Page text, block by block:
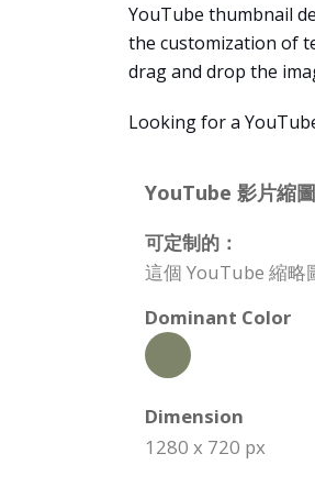
YouTube thumbnail
the customization of
drag and drop the
Looking for a
YouTube 影片縮
可定制的：
這個 YouTube 縮略
Dominant Color
Dimension
1280 x 720 px